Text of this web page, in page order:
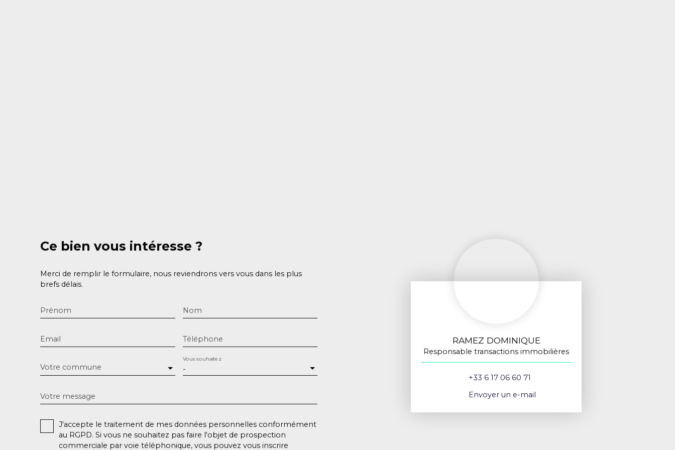
Ce bien vous intéresse ?
Merci de remplir le formulaire, nous reviendrons vers vous dans les plus
brefs délais.
Prénom Nom
Email Téléphone
Votre commune -
Vous souhaitez
Votre message
J'accepte le traitement de mes données personnelles conformément
au RGPD. Si vous ne souhaitez pas faire l'objet de prospection
commerciale par voie téléphonique, vous pouvez vous inscrire
RAMEZ DOMINIQUE
Responsable transactions immobilières
+33 6 17 06 60 71
Envoyer un e-mail